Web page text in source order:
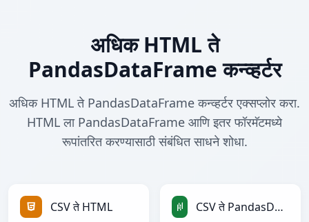
अधिक HTML ते
PandasDataFrame कन्व्हर्टर
अधिक HTML ते PandasDataFrame कन्व्हर्टर एक्सप्लोर करा.
HTML ला PandasDataFrame आणि इतर फॉरमॅटमध्ये
रूपांतरित करण्यासाठी संबंधित साधने शोधा.
CSV ते HTML CSV ते PandasDataFrame